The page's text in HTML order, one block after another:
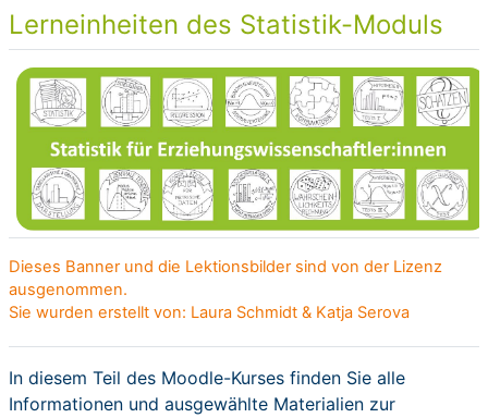
Lerneinheiten des Statistik-Moduls
Dieses Banner und die Lektionsbilder sind von der Lizenz
ausgenommen.
Sie wurden erstellt von: Laura Schmidt & Katja Serova
In diesem Teil des Moodle-Kurses finden Sie alle
Informationen und ausgewählte Materialien zur